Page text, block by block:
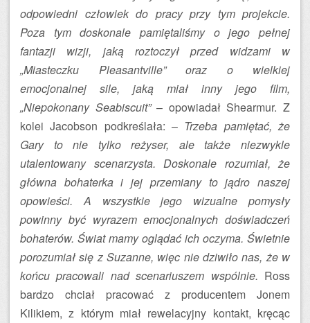
odpowiedni człowiek do pracy przy tym projekcie.
Poza tym doskonale pamiętaliśmy o jego pełnej
fantazji wizji, jaką roztoczył przed widzami w
„Miasteczku Pleasantville” oraz o wielkiej
emocjonalnej sile, jaką miał inny jego film,
„Niepokonany Seabiscuit”– opowiadał Shearmur. Z
kolei Jacobson podkreślała: – Trzeba pamiętać, że
Gary to nie tylko reżyser, ale także niezwykle
utalentowany scenarzysta. Doskonale rozumiał, że
główna bohaterka i jej przemiany to jądro naszej
opowieści. A wszystkie jego wizualne pomysły
powinny być wyrazem emocjonalnych doświadczeń
bohaterów. Świat mamy oglądać ich oczyma. Świetnie
porozumiał się z Suzanne, więc nie dziwiło nas, że w
końcu pracowali nad scenariuszem wspólnie. Ross
bardzo chciał pracować z producentem Jonem
Kilikiem, z którym miał rewelacyjny kontakt, kręcąc